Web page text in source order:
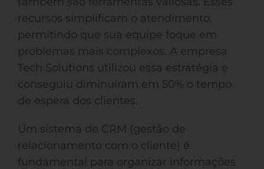
recursos simplificam o atendimento,
permitindo que sua equipe foque em
problemas mais complexos. A empresa
Tech Solutions utilizou essa estratégia e
conseguiu diminuíram em 50% o tempo
de espera dos clientes.
Um sistema de CRM (gestão de
relacionamento com o cliente) é
fundamental para organizar informações